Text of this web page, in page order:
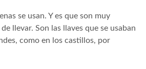
se usan. Y es que son muy
llevar. Son las llaves que se usaban
como en los castillos, por